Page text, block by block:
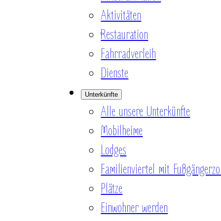
Aktivitäten
Restauration
Fahrradverleih
Dienste
Unterkünfte
Alle unsere Unterkünfte
Mobilheime
Lodges
Familienviertel mit
Plätze
Einwohner werden